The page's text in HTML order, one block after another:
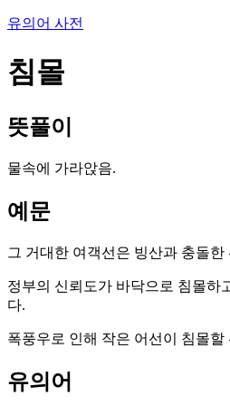
유의어 사전
침몰
뜻풀이
물속에 가라앉음.
예문
그 거대한 여객선은 빙산과 충돌한
정부의 신뢰도가 바닥으로 침몰하
다.
폭풍우로 인해 작은 어선이 침몰할
유의어